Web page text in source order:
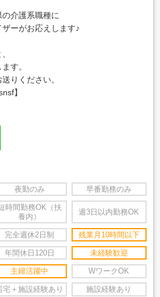
介護系職種に
ーがお応えします♪
す。
りください。
】
夜勤のみ 早番勤務のみ
時間勤務OK（扶
養内）
週3日以内勤務OK
完全週休2日制 残業月10時間以下
年間休日120日 未経験歓迎
主婦活躍中 WワークOK
宅＋施設経験あり 施設経験あり